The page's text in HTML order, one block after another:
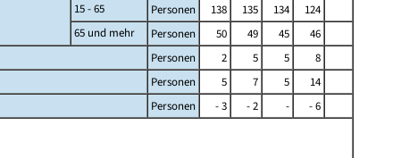
15 - 65
Personen 138 135 134
124
65 und mehr
Personen 50 49 45
46
Personen 2 5 5
8
Personen 5 7 5
14
Personen - 3 - 2 -
- 6